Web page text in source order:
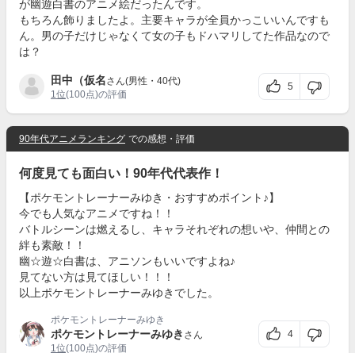
が幽遊白書のアニメ絵だったんです。
もちろん飾りましたよ。主要キャラが全員かっこいいんですも
ん。男の子だけじゃなくて女の子もドハマリしてた作品なので
は？
田中（仮名さん(男性・40代)
1位(100点)の評価
5
90年代アニメランキング での感想・評価
何度見ても面白い！90年代代表作！
【ポケモントレーナーみゆき・おすすめポイント♪】
今でも人気なアニメですね！！
バトルシーンは燃えるし、キャラそれぞれの想いや、仲間との
絆も素敵！！
幽☆遊☆白書は、アニソンもいいですよね♪
見てない方は見てほしい！！！
以上ポケモントレーナーみゆきでした。
ポケモントレーナーみゆき
ポケモントレーナーみゆき さん
1位(100点)の評価
4